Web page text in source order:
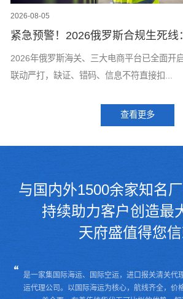
2026-08-05
紧急预警！2026俄罗斯合规生死线
2026年俄罗斯海关、三大电商平台已全面开
联动严打，缺证、错码、信息不符直接扣...
查看更多
与国内外1500余家知名
持续助力客户创造最
天府盛值得您
是一家集国际海运、国际空运，进口报关清关代
运代理公司。 以国际海运为核心，航线齐全，价